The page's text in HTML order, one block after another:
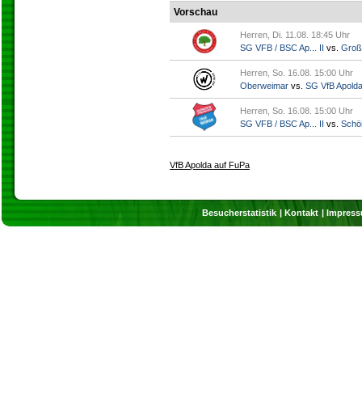
Vorschau
Herren, Di. 11.08. 18:45 Uhr
SG VFB / BSC Ap... II vs.
Herren, So. 16.08. 15:00 Uhr
Oberweimar vs. SG VfB Apolda
Herren, So. 16.08. 15:00 Uhr
SG VFB / BSC Ap... II vs.
VfB Apolda auf FuPa
Besucherstatistik Kontakt